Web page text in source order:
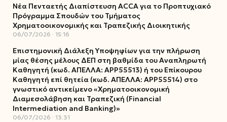
Νέα Πενταετής Διαπίστευση ACCA για το Προπτυχιακό
Πρόγραμμα Σπουδών του Τμήματος
Χρηματοοικονομικής και Τραπεζικής Διοικητικής
06/07/2026 15:16
Επιστημονική Διάλεξη Υποψηφίων για την πλήρωση
μίας θέσης μέλους ΔΕΠ στη βαθμίδα του Αναπληρωτή
Καθηγητή (κωδ. ΑΠΕΛΛΑ: ΑΡΡ55513) ή του Επίκουρου
Καθηγητή επί θητεία (κωδ. ΑΠΕΛΛΑ: ΑΡΡ55514) στο
γνωστικό αντικείμενο «Χρηματοοικονομική
Διαμεσολάβηση και Τραπεζική (Financial
Intermediation and Banking)»
06/07/2026 13:31